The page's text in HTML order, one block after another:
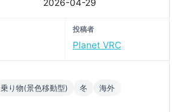
2026-04-29
投稿者
Planet VRC
乗り物(景色移動型) 冬
海外